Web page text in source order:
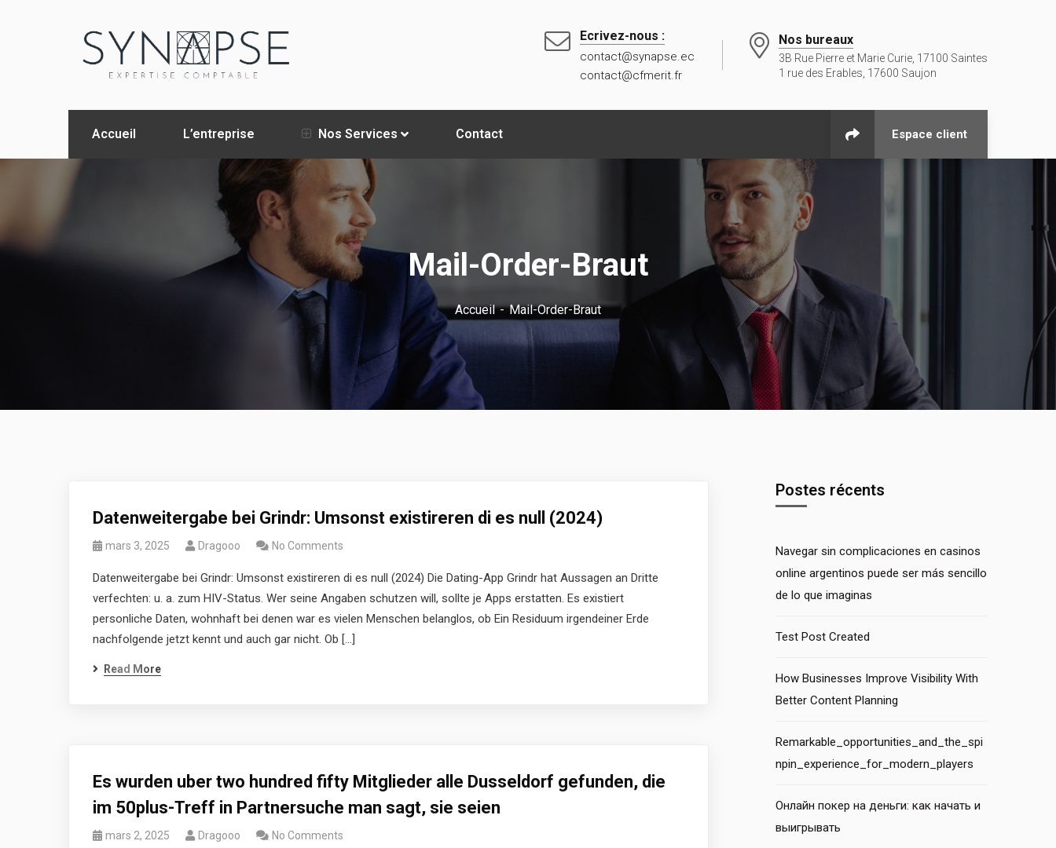
Ecrivez-nous :
contact@synapse.ec
contact@cfmerit.fr
Nos bureaux
3B Rue Pierre et Marie Curie, 17100 Saintes
1 rue des Erables, 17600 Saujon
Accueil L’entreprise Nos Services Contact Espace client
Mail-Order-Braut
Accueil Mail-Order-Braut
Datenweitergabe bei Grindr: Umsonst existireren di es null (2024)
mars 3, 2025 Dragooo No Comments
Datenweitergabe bei Grindr: Umsonst existireren di es null (2024) Die Dating-App Grindr hat Aussagen an Dritte
verfechten: u. a. zum HIV-Status. Wer seine Angaben schutzen will, sollte je Apps erstatten. Es existiert
personliche Daten, wohnhaft bei denen war es vielen Menschen belanglos, ob Ein Residuum irgendeiner Erde
nachfolgende jetzt kennt und auch gar nicht. Ob […]
Read More
Es wurden uber two hundred fifty Mitglieder alle Dusseldorf gefunden, die
im 50plus-Treff in Partnersuche man sagt, sie seien
mars 2, 2025 Dragooo No Comments
Postes récents
Navegar sin complicaciones en casinos
online argentinos puede ser más sencillo
de lo que imaginas
Test Post Created
How Businesses Improve Visibility With
Better Content Planning
Remarkable_opportunities_and_the_spi
npin_experience_for_modern_players
Онлайн покер на деньги: как начать и
выигрывать